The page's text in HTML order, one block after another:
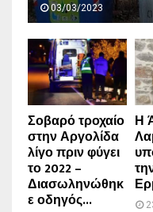
03/03/2023
Σοβαρό τροχαίο
στην Αργολίδα
λίγο πριν φύγει
το 2022 –
Διασωληνώθηκ
ε οδηγός...
Η